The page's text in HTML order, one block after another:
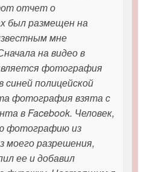
отчет о
был размещен на
мне
на видео в
фотография
синей полицейской
фотография взята с
в Facebook. Человек,
фотографию из
моего разрешения,
ее и добавил